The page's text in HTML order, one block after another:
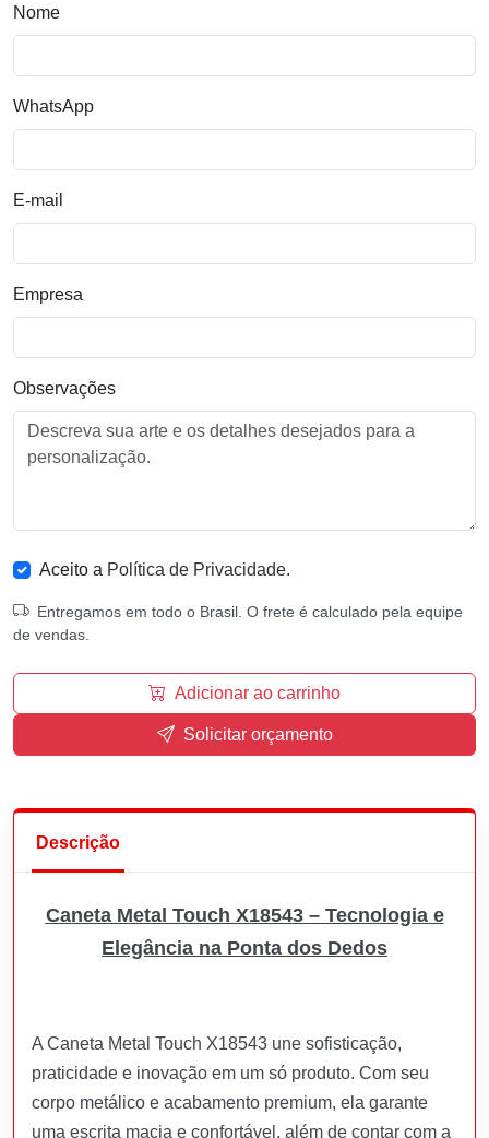
Nome
WhatsApp
E-mail
Empresa
Observações
Aceito a Política de Privacidade.
Entregamos em todo o Brasil. O frete é calculado pela equipe
de vendas.
Adicionar ao carrinho
Solicitar orçamento
Descrição
Caneta Metal Touch X18543 – Tecnologia e
Elegância na Ponta dos Dedos
A Caneta Metal Touch X18543 une sofisticação,
praticidade e inovação em um só produto. Com seu
corpo metálico e acabamento premium, ela garante
uma escrita macia e confortável, além de contar com a